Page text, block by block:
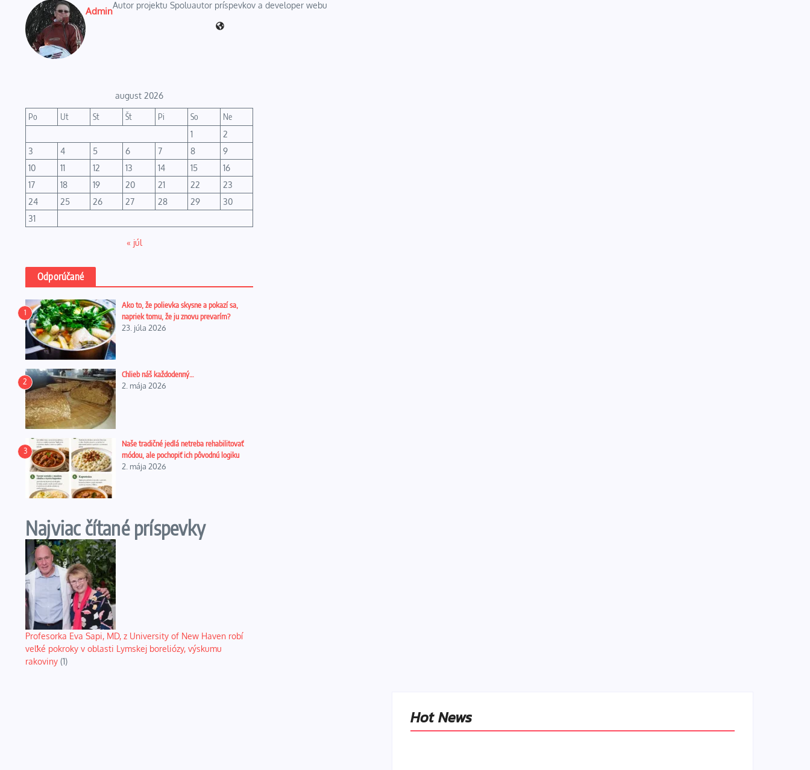
Admin
Autor projektu Spoluautor príspevkov a developer webu
august 2026
Po Ut St Št Pi So
Ne
1
2
3
4 5 6 7 8
9
10
11 12 13 14 15
16
17
18 19 20 21 22
23
24
25 26 27 28 29
30
31
« júl
Odporúčané
1
Ako to, že polievka skysne a pokazí sa,
napriek tomu, že ju znovu prevarím?
23. júla 2026
2
Chlieb náš každodenný…
2. mája 2026
3
Naše tradičné jedlá netreba rehabilitovať
módou, ale pochopiť ich pôvodnú logiku
2. mája 2026
Najviac čítané príspevky
Profesorka Eva Sapi, MD, z University of New Haven robí
veľké pokroky v oblasti Lymskej boreliózy, výskumu
rakoviny (1)
Hot News